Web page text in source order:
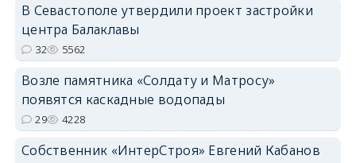
В Севастополе утвердили проект застройки
центра Балаклавы
32 5562
Возле памятника «Солдату и Матросу»
появятся каскадные водопады
29 4228
Собственник «ИнтерСтроя» Евгений Кабанов